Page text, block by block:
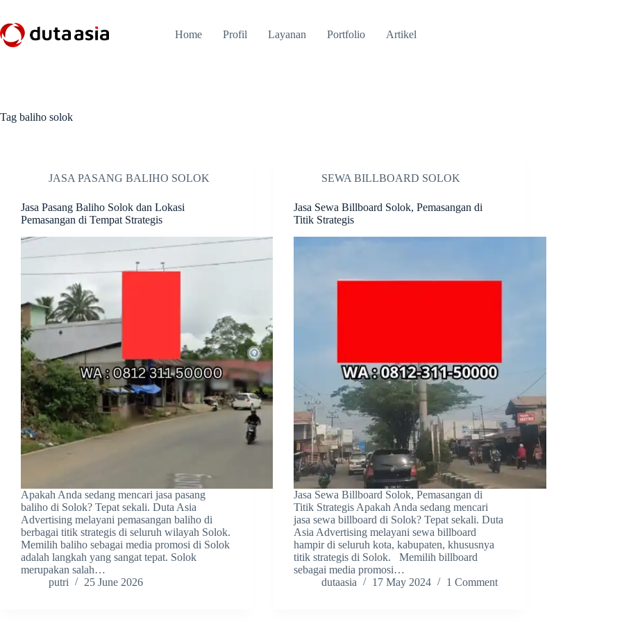
content
Home Profil Layanan Portfolio Artikel
Tag baliho solok
JASA PASANG BALIHO SOLOK
Jasa Pasang Baliho Solok dan Lokasi
Pemasangan di Tempat Strategis
Apakah Anda sedang mencari jasa pasang
baliho di Solok? Tepat sekali. Duta Asia
Advertising melayani pemasangan baliho di
berbagai titik strategis di seluruh wilayah Solok.
Memilih baliho sebagai media promosi di Solok
adalah langkah yang sangat tepat. Solok
merupakan salah…
putri
25 June 2026
SEWA BILLBOARD SOLOK
Jasa Sewa Billboard Solok, Pemasangan di
Titik Strategis
Jasa Sewa Billboard Solok, Pemasangan di
Titik Strategis Apakah Anda sedang mencari
jasa sewa billboard di Solok? Tepat sekali. Duta
Asia Advertising melayani sewa billboard
hampir di seluruh kota, kabupaten, khususnya
titik strategis di Solok. Memilih billboard
sebagai media promosi…
dutaasia
17 May 2024 1 Comment